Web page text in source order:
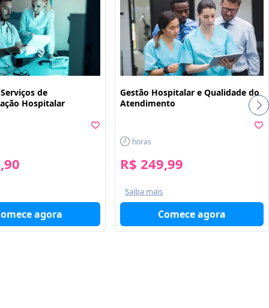
de
Hospitalar
agora
Gestão Hospitalar e Qualidade do
Atendimento
horas
R$ 249,99
Saiba mais
Comece agora